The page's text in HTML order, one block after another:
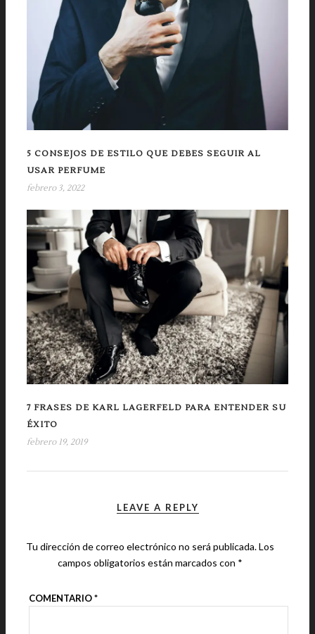
5 CONSEJOS DE ESTILO QUE DEBES SEGUIR AL
USAR PERFUME
febrero 3, 2022
7 FRASES DE KARL LAGERFELD PARA ENTENDER SU
ÉXITO
febrero 19, 2019
LEAVE A REPLY
Tu dirección de correo electrónico no será publicada.Los
campos obligatorios están marcados con *
COMENTARIO*